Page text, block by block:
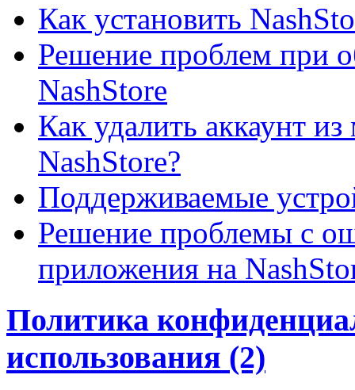
Как установить
Решение проблем при
NashStore
Как удалить аккаунт
NashStore?
Поддерживаемые
Решение проблемы с
приложения на
Политика
использования (2)